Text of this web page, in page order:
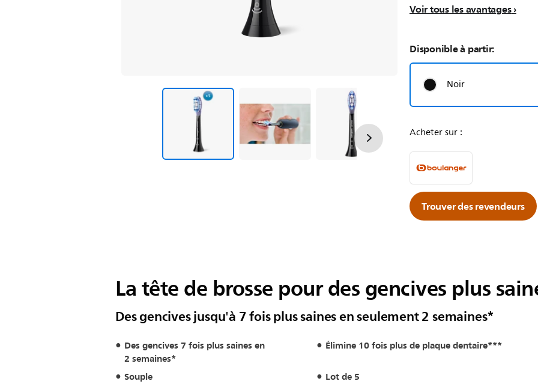
Voir tous les avantages
Disponible à partir:
Noir
Acheter sur :
Trouver des revendeurs
La tête de brosse pour des gencives plus
Des gencives jusqu'à 7 fois plus saines en seulement 2 semaines*
Des gencives 7 fois plus saines en
2 semaines*
Élimine 10 fois plus de plaque dentaire***
Souple
Lot de 5